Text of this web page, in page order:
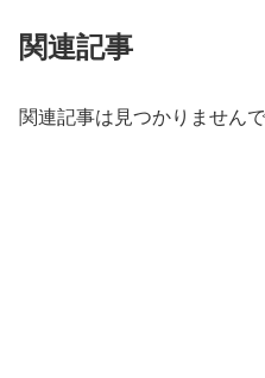
関連記事
関連記事は見つかりませんで